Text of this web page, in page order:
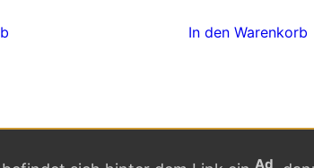
In den Warenkorb
Ad